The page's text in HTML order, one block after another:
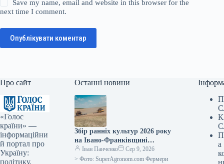
Save my name, email and website in this browser for the
next time I comment.
Опублікувати коментар
Про сайт
«Голос
країни» —
інформаційни
й портал про
Україну:
політику,
Останні новини
Збір ранніх культур 2026 року
на Івано-Франківщині
закінчено, середня
врожайність зернових – 5,64
Іван Панченко
Сер 9, 2026
> Фото: SuperAgronom.com Фермери
а